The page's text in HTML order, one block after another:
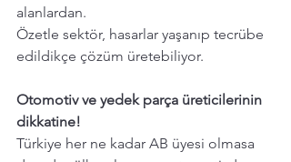
alanlardan.
Özetle sektör, hasarlar yaşanıp tecrübe
edildikçe çözüm üretebiliyor.
Otomotiv ve yedek parça üreticilerinin
dikkatine!
Türkiye her ne kadar AB üyesi olmasa